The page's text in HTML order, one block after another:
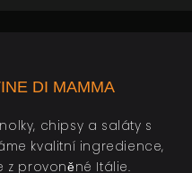
DI MAMMA
chipsy a saláty s
kvalitní ingredience,
z provoněné Itálie.